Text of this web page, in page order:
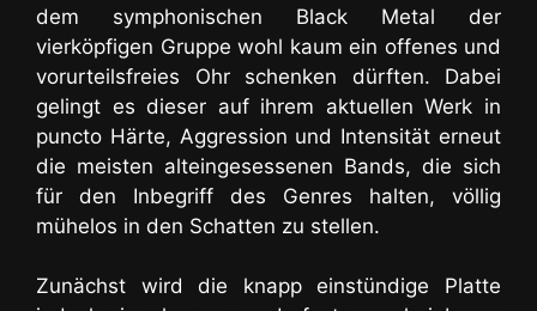
dem symphonischen Black Metal der
vierköpfigen Gruppe wohl kaum ein offenes und
vorurteilsfreies Ohr schenken dürften. Dabei
gelingt es dieser auf ihrem aktuellen Werk in
puncto Härte, Aggression und Intensität erneut
die meisten alteingesessenen Bands, die sich
für den Inbegriff des Genres halten, völlig
mühelos in den Schatten zu stellen.
Zunächst wird die knapp einstündige Platte